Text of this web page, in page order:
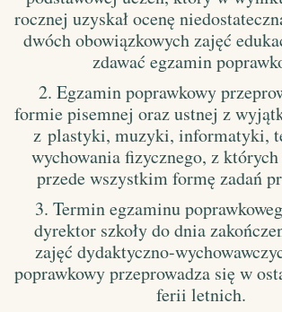
rocznej uzyskał ocenę
dwóch obowiązkowych zajęć
zdawać egzamin
2. Egzamin poprawkowy
formie pisemnej oraz ustnej z
z plastyki, muzyki, informatyki,
wychowania fizycznego, z
przede wszystkim formę zadań
3. Termin egzaminu
dyrektor szkoły do dnia
zajęć dydaktyczno-
poprawkowy przeprowadza się w
ferii letnich.